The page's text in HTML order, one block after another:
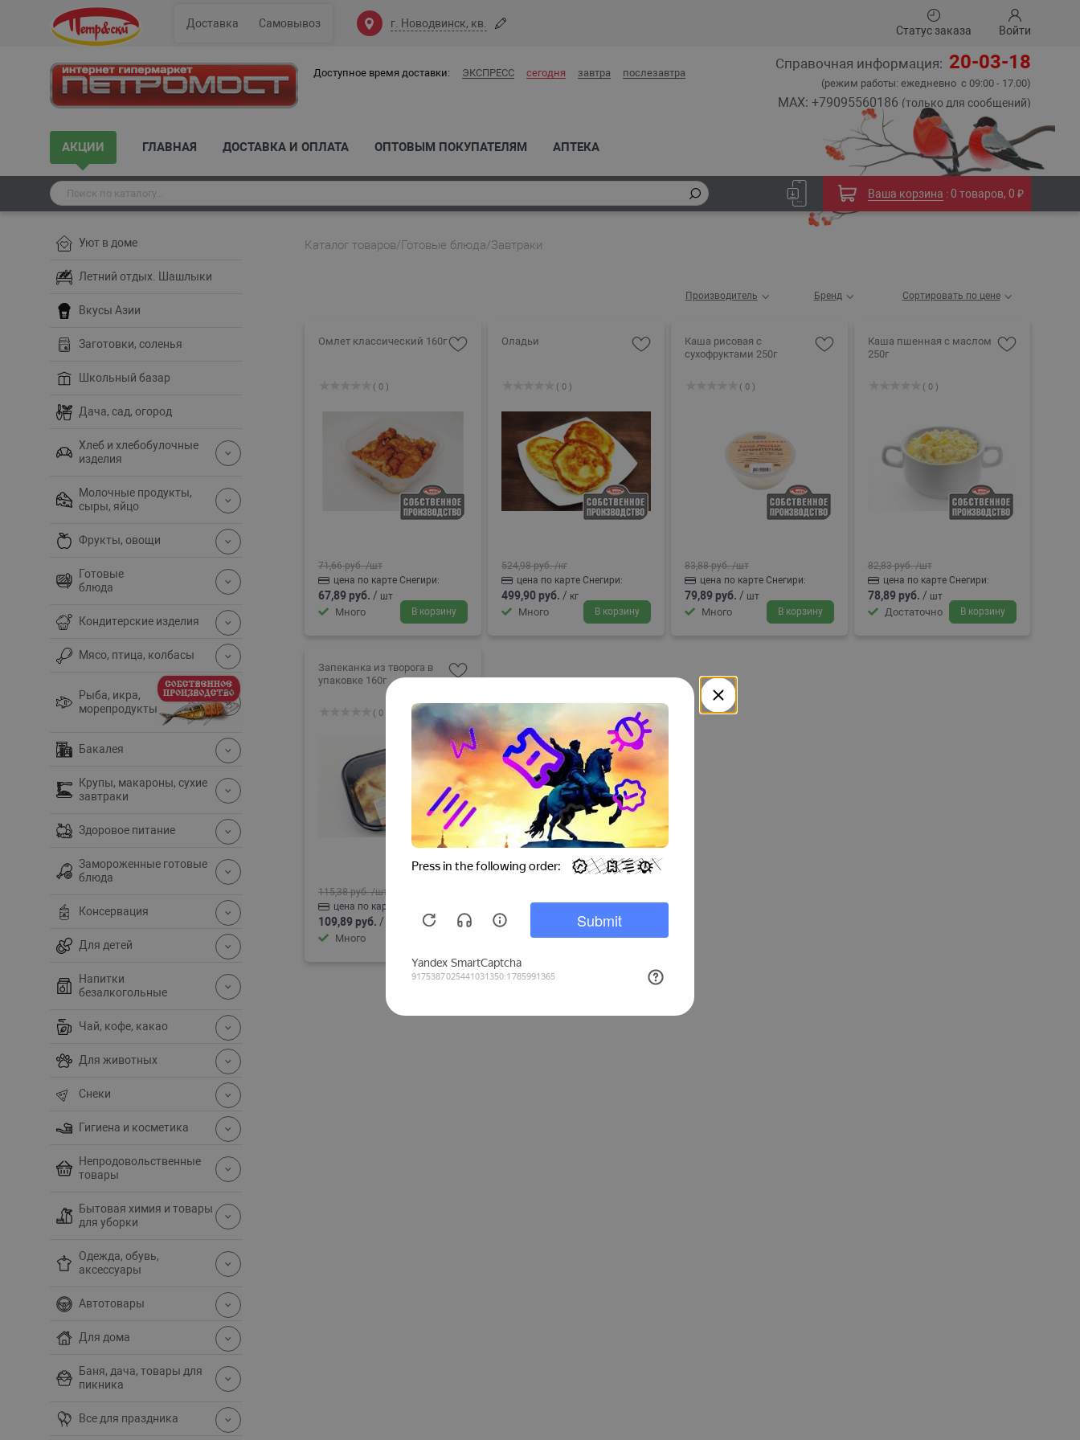
Доставка Самовывоз г. Новодвинск, кв.
Статус заказа Войти
Ваша корзина : 0 товаров, 0 ₽
Доступное время доставки: ЭКСПРЕСС сегодня завтра послезавтра
АКЦИИ ГЛАВНАЯ ДОСТАВКА И ОПЛАТА ОПТОВЫМ ПОКУПАТЕЛЯМ АПТЕКА
Справочная информация: 20-03-18
(режим работы: ежедневно с 09:00 - 17.00)
MAX: +79095560186 (только для сообщений)
Каталог товаров/Готовые блюда/Завтраки
Производитель Бренд Сортировать по цене
Омлет классический 160г
( 0 )
71,66 руб. /шт
цена по карте Снегири:
67,89 руб. / шт
Много В корзину
Оладьи
( 0 )
524,98 руб. /кг
цена по карте Снегири:
499,90 руб. / кг
Много В корзину
Каша рисовая с
сухофруктами 250г
( 0 )
83,88 руб. /шт
цена по карте Снегири:
79,89 руб. / шт
Много В корзину
Каша пшенная с маслом
250г
( 0 )
82,83 руб. /шт
цена по карте Снегири:
78,89 руб. / шт
Достаточно В корзину
Запеканка из творога в
упаковке 160г
( 0 )
115,38 руб. /шт
цена по карте Снегири:
109,89 руб. /
Много
Уют в доме
Летний отдых. Шашлыки
Вкусы Азии
Заготовки, соленья
Школьный базар
Дача, сад, огород
Хлеб и хлебобулочные
изделия
Молочные продукты,
сыры, яйцо
Фрукты, овощи
Готовые
блюда
Кондитерские изделия
Мясо, птица, колбасы
Рыба, икра,
морепродукты
Бакалея
Крупы, макароны, сухие
завтраки
Здоровое питание
Замороженные готовые
блюда
Консервация
Для детей
Напитки
безалкогольные
Чай, кофе, какао
Для животных
Снеки
Гигиена и косметика
Непродовольственные
товары
Бытовая химия и товары
для уборки
Одежда, обувь,
аксессуары
Автотовары
Для дома
Баня, дача, товары для
пикника
Все для праздника